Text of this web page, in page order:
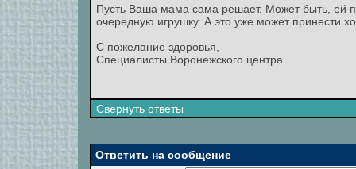
Пусть Ваша мама сама решает. Может быть, ей
очередную игрушку. А это уже может принести
С пожелание здоровья,
Специалисты Воронежского центра
Свернуть ответы
Ответить на сообщение